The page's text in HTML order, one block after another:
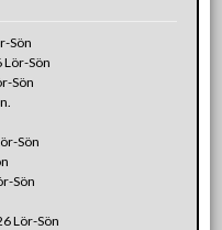
Sön
Lör-Sön
Sön
Sön
Sön
Lör-Sön